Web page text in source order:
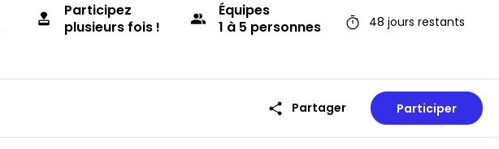
approval
Participez
plusieurs fois !
group
Équipes
1 à 5 personnes
timer 48 jours restants
share Partager Participer